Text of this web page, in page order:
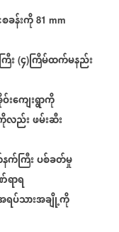
ခန်းကို 81 mm
း (၄)ကြိမ်ထက်မနည်း
းကျေးရွာကို
လည်းဖမ်းဆီး
က်ကြီးပစ်ခတ်မှု
ာရ
ရပ်သားအချို့ကို